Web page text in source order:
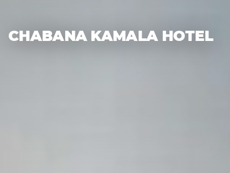
CHABANA KAMALA HOTEL